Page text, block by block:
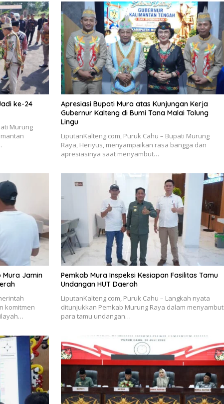
ke-24
Murung
Apresiasi Bupati Mura atas Kunjungan Kerja
Gubernur Kalteng di Bumi Tana Malai Tolung
Lingu
LiputanKalteng.com, Puruk Cahu – Bupati Murung
Raya, Heriyus, menyampaikan rasa bangga dan
apresiasinya saat menyambut…
Mura Jamin
komitmen
Pemkab Mura Inspeksi Kesiapan Fasilitas Tamu
Undangan HUT Daerah
LiputanKalteng.com, Puruk Cahu – Langkah nyata
ditunjukkan Pemkab Murung Raya dalam menyambut
para tamu undangan…